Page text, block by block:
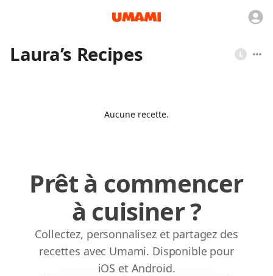
Laura’s Recipes L
Aucune recette.
Prêt à commencer
à cuisiner ?
Collectez, personnalisez et partagez des
recettes avec Umami. Disponible pour
iOS et Android.